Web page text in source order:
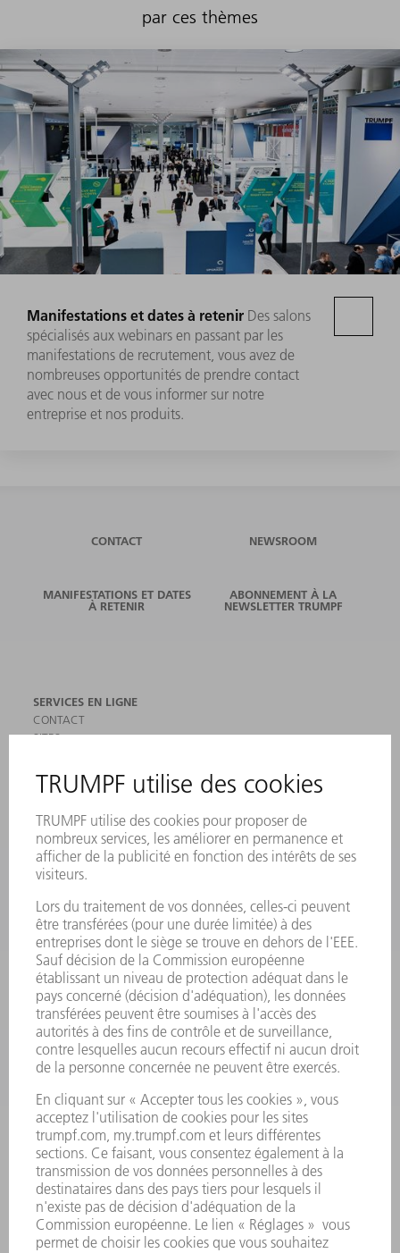
par ces thèmes
Manifestations et dates à retenir Des salons
spécialisés aux webinars en passant par les
manifestations de recrutement, vous avez de
nombreuses opportunités de prendre contact
avec nous et de vous informer sur notre
entreprise et nos produits.
CONTACT NEWSROOM
MANIFESTATIONS ET DATES
À RETENIR
ABONNEMENT À LA
NEWSLETTER TRUMPF
SERVICES EN LIGNE
CONTACT
SITES
INSCRIPTION À LA NEWSLETTER
MYTRUMPF
PRODUITS
MACHINES & SYSTÈMES
LASER
ELECTRONIQUE DE PUISSANCE
OUTILS ÉLECTRIQUES
SMART FACTORY
LOGICIEL
SERVICES
APPLICATIONS
SECTEURS D'ACTIVITÉ
ENTREPRISE
CARRIÈRE
OFFRES
PROFIL DE L'ENTREPRISE
CONSEIL D'ADMINISTRATION
RAPPORT ANNUEL
PRINCIPES FONDAMENTAUX DE L'ENTREPRISE
CONFORMITÉ
SYSTÈME D'ALERTE
SÉCURITÉ
COMMUNIQUÉS DE PRESSE
MAGAZINE
DURABILITÉ
ENVIRONNEMENT ET CLIMAT